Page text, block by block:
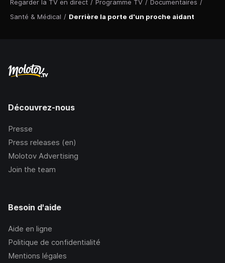
Regarder la TV en direct / Programme TV / Documentaires /
Santé & Médical / Derrière la porte d'un proche aidant
Découvrez-nous
Presse
Press releases (en)
Molotov Advertising
Join the team
Besoin d'aide
Aide en ligne
Politique de confidentialité
Mentions légales